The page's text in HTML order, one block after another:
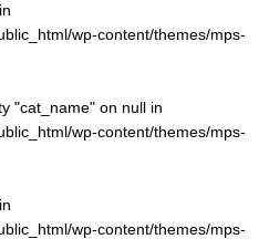
wp-content/themes/mps-
"cat_name" on null in
wp-content/themes/mps-
wp-content/themes/mps-